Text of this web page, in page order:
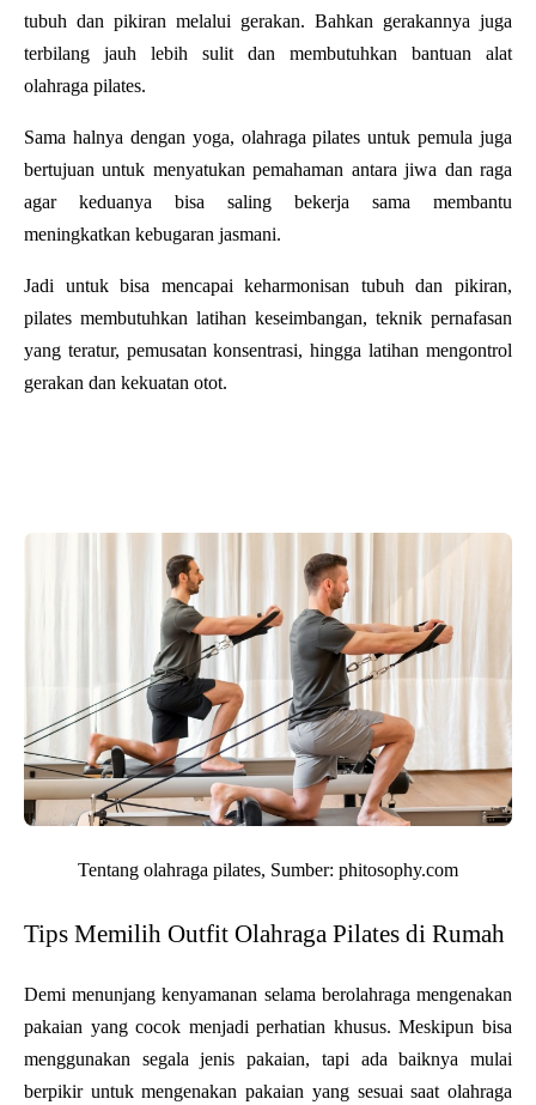
tubuh dan pikiran melalui gerakan. Bahkan gerakannya juga
terbilang jauh lebih sulit dan membutuhkan bantuan alat
olahraga pilates.
Sama halnya dengan yoga, olahraga pilates untuk pemula juga
bertujuan untuk menyatukan pemahaman antara jiwa dan raga
agar keduanya bisa saling bekerja sama membantu
meningkatkan kebugaran jasmani.
Jadi untuk bisa mencapai keharmonisan tubuh dan pikiran,
pilates membutuhkan latihan keseimbangan, teknik pernafasan
yang teratur, pemusatan konsentrasi, hingga latihan mengontrol
gerakan dan kekuatan otot.
Tentang olahraga pilates, Sumber: phitosophy.com
Tips Memilih Outfit Olahraga Pilates di Rumah
Demi menunjang kenyamanan selama berolahraga mengenakan
pakaian yang cocok menjadi perhatian khusus. Meskipun bisa
menggunakan segala jenis pakaian, tapi ada baiknya mulai
berpikir untuk mengenakan pakaian yang sesuai saat olahraga